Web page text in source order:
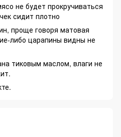
не будет прокручиваться
сидит плотно
проще говоря матовая
либо царапины видны не
тиковым маслом, влаги не